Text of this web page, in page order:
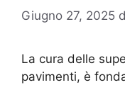
Giugno 27, 2025
La cura delle
pavimenti, è